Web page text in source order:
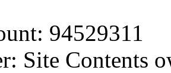
94529311
Site Contents